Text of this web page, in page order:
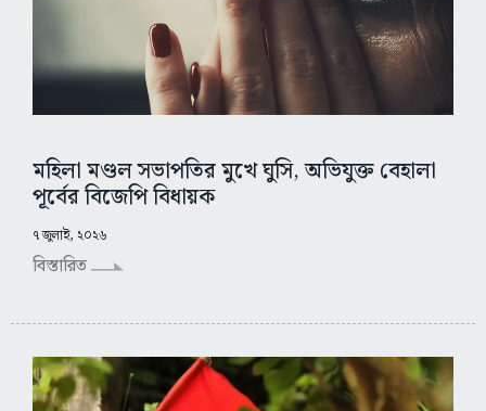
মহিলা মণ্ডল সভাপতির মুখে ঘুসি, অভিযুক্ত বেহালা
পূর্বের বিজেপি বিধায়ক
৭ জুলাই, ২০২৬
বিস্তারিত